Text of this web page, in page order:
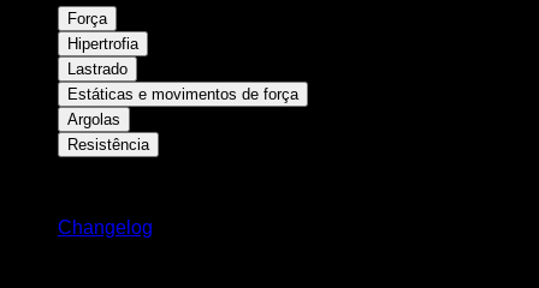
Força
Hipertrofia
Lastrado
Estáticas e movimentos de força
Argolas
Resistência
Changelog